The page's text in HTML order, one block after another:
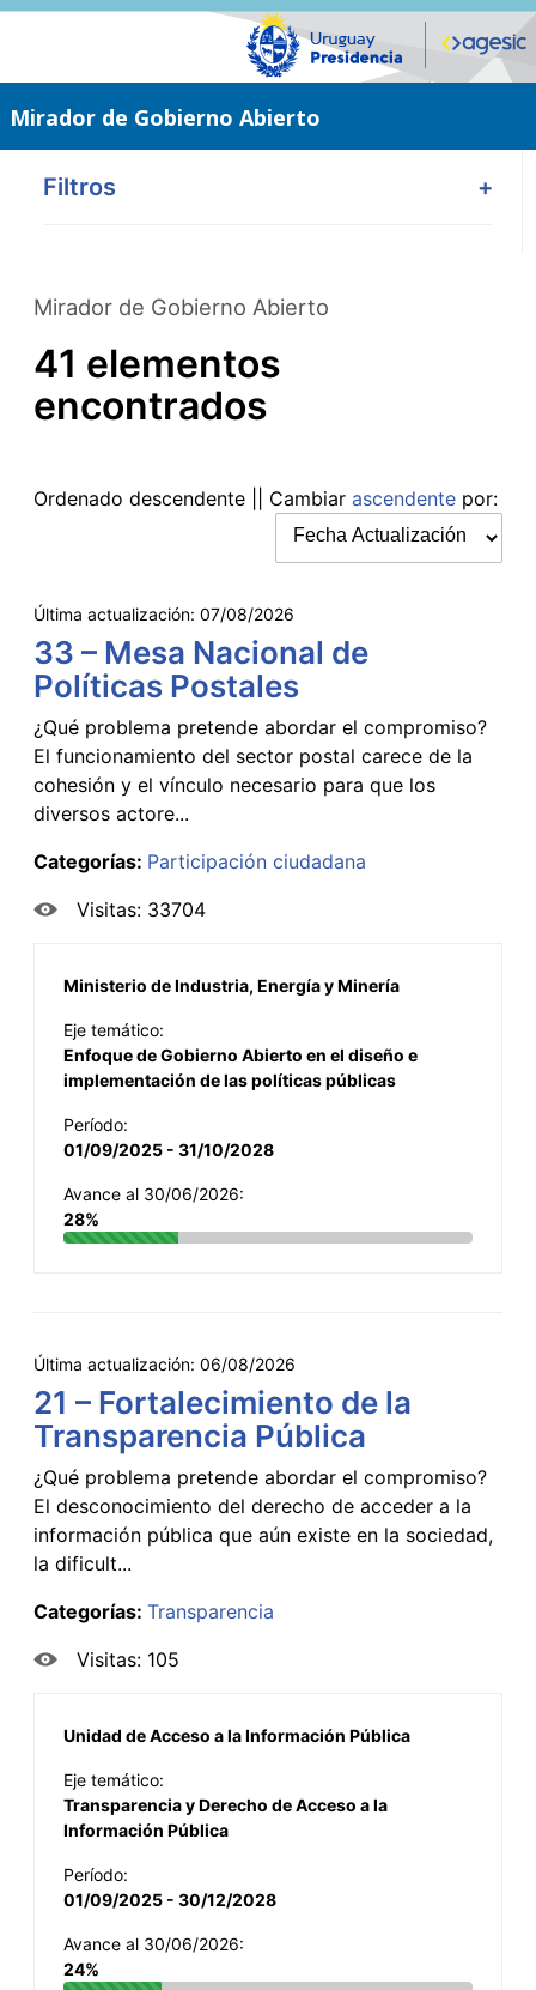
Saltar
Mirador de Gobierno Abierto
Filtros +
Mirador de Gobierno Abierto
41 elementos
encontrados
Ordenado descendente || Cambiar ascendente por:
Última actualización: 07/08/2026
33 – Mesa Nacional de
Políticas Postales
¿Qué problema pretende abordar el compromiso?
El funcionamiento del sector postal carece de la
cohesión y el vínculo necesario para que los
diversos actore...
Categorías: Participación ciudadana
Visitas: 33704
Ministerio de Industria, Energía y Minería
Eje temático:
Enfoque de Gobierno Abierto en el diseño e
implementación de las políticas públicas
Período:
01/09/2025 - 31/10/2028
Avance al 30/06/2026:
28%
Última actualización: 06/08/2026
21 – Fortalecimiento de la
Transparencia Pública
¿Qué problema pretende abordar el compromiso?
El desconocimiento del derecho de acceder a la
información pública que aún existe en la sociedad,
la dificult...
Categorías: Transparencia
Visitas: 105
Unidad de Acceso a la Información Pública
Eje temático:
Transparencia y Derecho de Acceso a la
Información Pública
Período:
01/09/2025 - 30/12/2028
Avance al 30/06/2026:
24%